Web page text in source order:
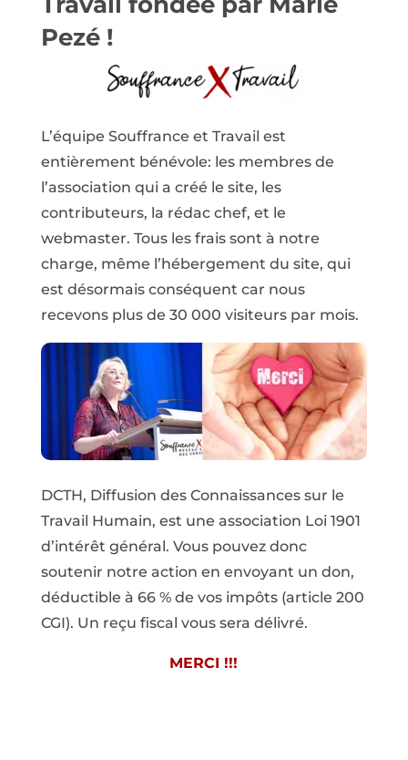
Pezé !
L’équipe Souffrance et Travail est
entièrement bénévole: les membres de
l’association qui a créé le site, les
contributeurs, la rédac chef, et le
webmaster. Tous les frais sont à notre
charge, même l’hébergement du site, qui
est désormais conséquent car nous
recevons plus de 30 000 visiteurs par mois.
DCTH, Diffusion des Connaissances sur le
Travail Humain, est une association Loi 1901
d’intérêt général. Vous pouvez donc
soutenir notre action en envoyant un don,
déductible à 66 % de vos impôts (article 200
CGI). Un reçu fiscal vous sera délivré.
MERCI !!!